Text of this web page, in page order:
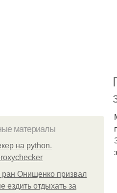
материалы
на python.
ран Онищенко призвал
ездить отдыхать за